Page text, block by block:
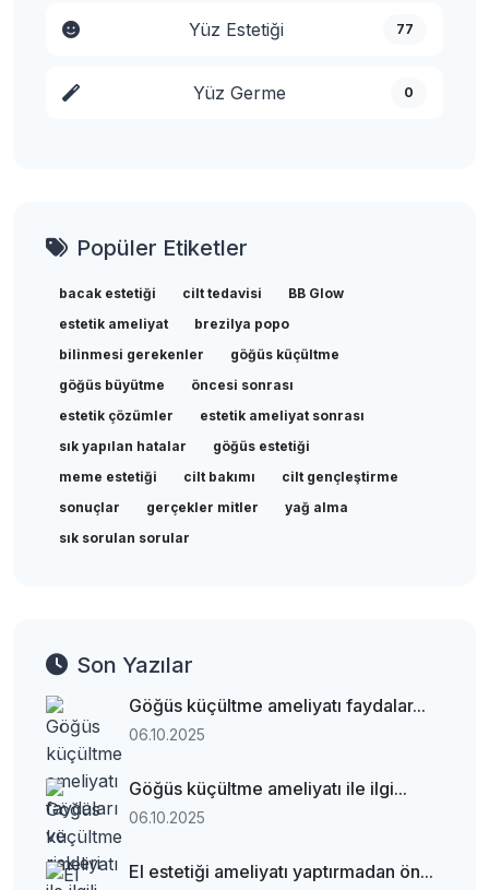
Yüz Estetiği 77
Yüz Germe 0
Popüler Etiketler
bacak estetiği cilt tedavisi
BB Glow
estetik ameliyat
brezilya popo
bilinmesi gerekenler
göğüs küçültme
göğüs büyütme
öncesi sonrası
estetik çözümler
estetik ameliyat sonrası
sık yapılan hatalar
göğüs estetiği
meme estetiği
cilt bakımı
cilt gençleştirme
sonuçlar
gerçekler mitler
yağ alma
sık sorulan sorular
Son Yazılar
Göğüs küçültme ameliyatı faydalar...
06.10.2025
Göğüs küçültme ameliyatı ile ilgi...
06.10.2025
El estetiği ameliyatı yaptırmadan ön...